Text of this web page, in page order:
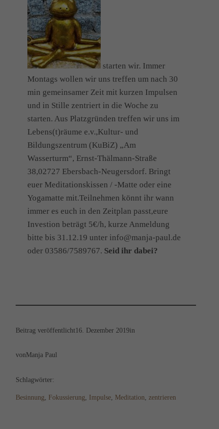
starten wir. Immer
Montags wollen wir uns treffen um nach 30
min gemeinsamer Zeit mit kurzen Impulsen
und in Stille zentriert in die Woche zu
starten. Aus Platzgründen treffen wir uns im
Lebens(t)räume e.v.,Kultur- und
Bildungszentrum (KuBiZ) „Am
Wasserturm“, Ernst-Thälmann-Straße
38,02727 Ebersbach-Neugersdorf. Bringt
euer Meditationskissen / -Matte oder eine
Yogamatte mit.Teilnehmen könnt ihr wann
immer es euch in den Zeitplan passt,eure
Investion beträgt 5€/h, kurze Anmeldung
bitte bis 31.12.19 unter info@manja-paul.de
oder 03586/7589767. Seid ihr dabei?
Beitrag veröffentlicht16. Dezember 2019in
vonManja Paul
Schlagwörter:
Besinnung Fokussierung Impulse Meditation zentrieren